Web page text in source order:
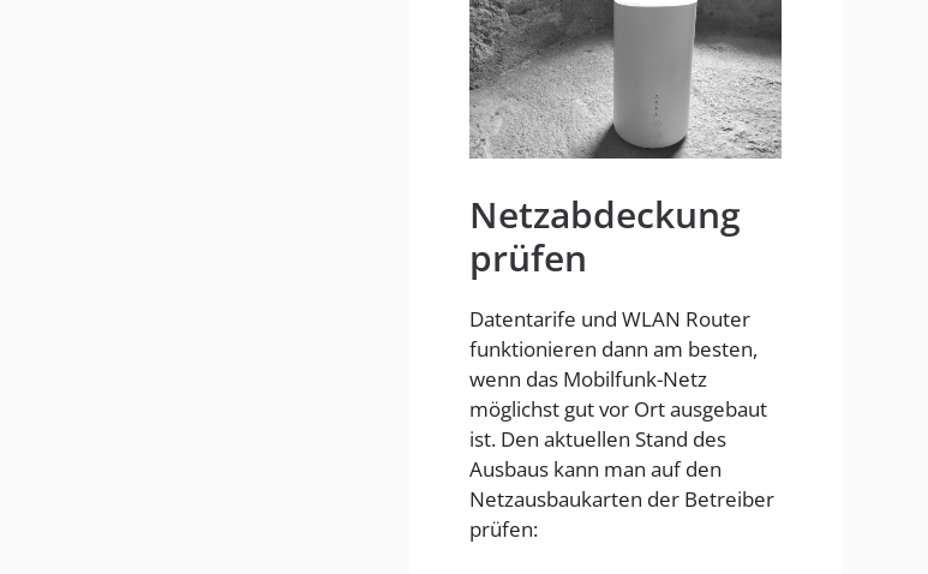
Netzabdeckung
prüfen
Datentarife und WLAN Router
funktionieren dann am besten,
wenn das Mobilfunk-Netz
möglichst gut vor Ort ausgebaut
ist. Den aktuellen Stand des
Ausbaus kann man auf den
Netzausbaukarten der Betreiber
prüfen: